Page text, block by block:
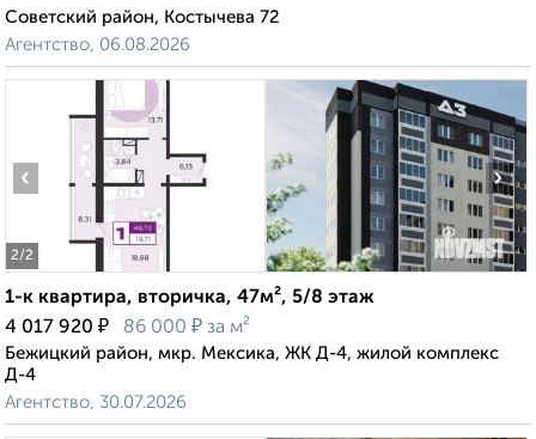
Советский район, Костычева 72
Агентство, 06.08.2026
2/2
‹ ›
1-к квартира, вторичка, 47м², 5/8 этаж
4 017 920 ₽ 86 000 ₽ за м²
Бежицкий район, мкр. Мексика, ЖК Д-4, жилой комплекс
Д-4
Агентство, 30.07.2026